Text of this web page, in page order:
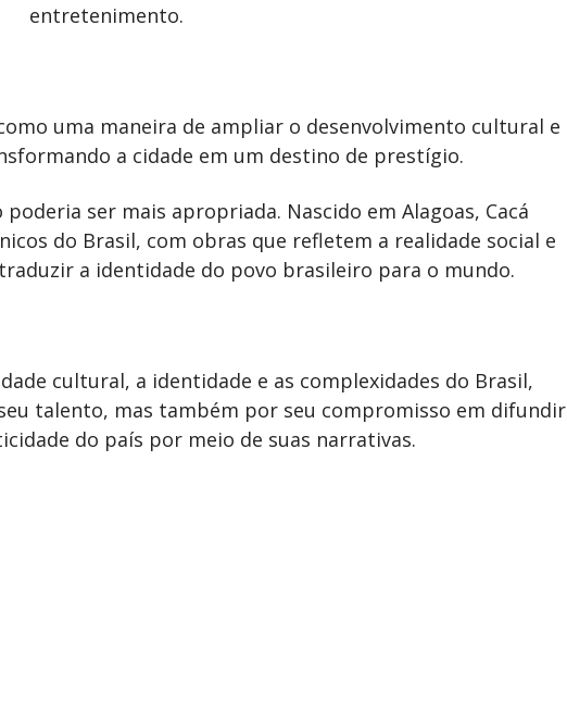
entretenimento.
uma maneira de ampliar o desenvolvimento cultural e
a cidade em um destino de prestígio.
poderia ser mais apropriada. Nascido em Alagoas, Cacá
do Brasil, com obras que refletem a realidade social e
a identidade do povo brasileiro para o mundo.
cultural, a identidade e as complexidades do Brasil,
talento, mas também por seu compromisso em difundir
do país por meio de suas narrativas.